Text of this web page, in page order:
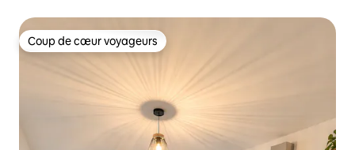
Coup de cœur voyageurs
Coup de cœur voyageurs